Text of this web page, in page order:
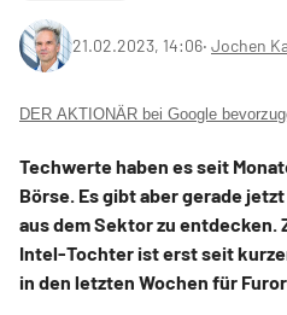
21.02.2023, 14:06‧ Jochen
DER AKTIONÄR bei Google
Techwerte haben es seit
Börse. Es gibt aber gerade
aus dem Sektor zu entdecken.
Intel-Tochter ist erst seit
in den letzten Wochen für